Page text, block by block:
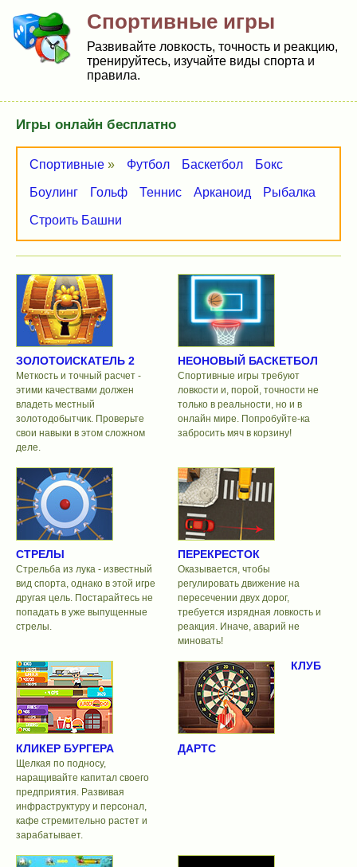
Спортивные игры
Развивайте ловкость, точность и реакцию,
тренируйтесь, изучайте виды спорта и
правила.
Игры онлайн бесплатно
Спортивные » Футбол Баскетбол Бокс
Боулинг Гольф Теннис Арканоид Рыбалка
Строить Башни
ЗОЛОТОИСКАТЕЛЬ 2
Меткость и точный расчет -
этими качествами должен
владеть местный
золотодобытчик. Проверьте
свои навыки в этом сложном
деле.
НЕОНОВЫЙ БАСКЕТБОЛ
Спортивные игры требуют
ловкости и, порой, точности не
только в реальности, но и в
онлайн мире. Попробуйте-ка
забросить мяч в корзину!
СТРЕЛЫ
Стрельба из лука - известный
вид спорта, однако в этой игре
другая цель. Постарайтесь не
попадать в уже выпущенные
стрелы.
ПЕРЕКРЕСТОК
Оказывается, чтобы
регулировать движение на
пересечении двух дорог,
требуется изрядная ловкость и
реакция. Иначе, аварий не
миновать!
КЛИКЕР БУРГЕРА
Щелкая по подносу,
наращивайте капитал своего
предприятия. Развивая
инфраструктуру и персонал,
кафе стремительно растет и
зарабатывает.
КЛУБ
ДАРТС